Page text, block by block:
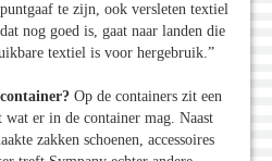
te zijn, ook versleten textiel
nog goed is, gaat naar landen die
textiel is voor hergebruik.”
Op de containers zit een
er in de container mag. Naast
zakken schoenen, accessoires